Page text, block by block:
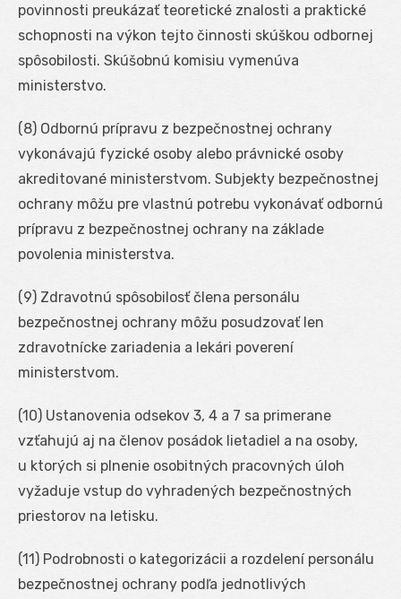
povinnosti preukázať teoretické znalosti a praktické
schopnosti na výkon tejto činnosti skúškou odbornej
spôsobilosti. Skúšobnú komisiu vymenúva
ministerstvo.
(8) Odbornú prípravu z bezpečnostnej ochrany
vykonávajú fyzické osoby alebo právnické osoby
akreditované ministerstvom. Subjekty bezpečnostnej
ochrany môžu pre vlastnú potrebu vykonávať odbornú
prípravu z bezpečnostnej ochrany na základe
povolenia ministerstva.
(9) Zdravotnú spôsobilosť člena personálu
bezpečnostnej ochrany môžu posudzovať len
zdravotnícke zariadenia a lekári poverení
ministerstvom.
(10) Ustanovenia odsekov 3, 4 a 7 sa primerane
vzťahujú aj na členov posádok lietadiel a na osoby,
u ktorých si plnenie osobitných pracovných úloh
vyžaduje vstup do vyhradených bezpečnostných
priestorov na letisku.
(11) Podrobnosti o kategorizácii a rozdelení personálu
bezpečnostnej ochrany podľa jednotlivých